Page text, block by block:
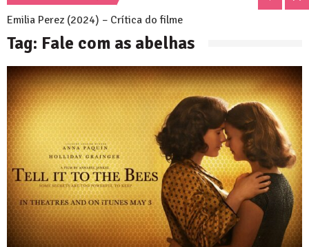
Emilia Perez (2024) – Crítica do filme
Ainda Estou Aqui (2024) – Crítica do filme
Emilia Perez (2024) – Crítica do filme
Tag: Fale com as abelhas